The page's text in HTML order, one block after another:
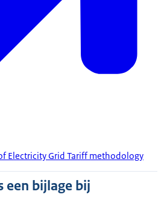
Electricity Grid Tariff methodology
een bijlage bij